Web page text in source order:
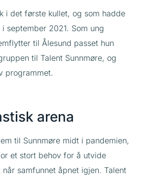
i det første kullet, og som hadde
september 2021. Som ung
til Ålesund passet hun
til Talent Sunnmøre, og
programmet.
arena
til Sunnmøre midt i pandemien,
et stort behov for å utvide
samfunnet åpnet igjen. Talent